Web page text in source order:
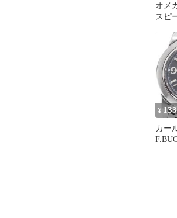
オメ
スピ
ズ
¥
カー